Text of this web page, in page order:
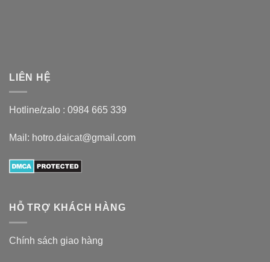
LIÊN HỆ
Hotline/zalo : 0984 665 339
Mail: hotro.daicat@gmail.com
HỖ TRỢ KHÁCH HÀNG
Chính sách giao hàng